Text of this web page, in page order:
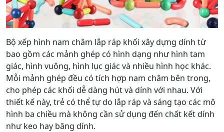
Bộ xếp hình nam châm lắp ráp khối xây dựng dính từ
bao gồm các mảnh ghép có hình dạng như hình tam
giác, hình vuông, hình lục giác và nhiều hình học khác.
Mỗi mảnh ghép đều có tích hợp nam châm bên trong,
cho phép các khối dễ dàng hút và dính với nhau. Với
thiết kế này, trẻ có thể tự do lắp ráp và sáng tạo các mô
hình ba chiều mà không cần sử dụng đến chất kết dính
như keo hay băng dính.